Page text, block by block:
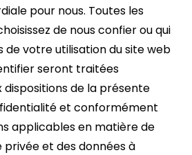
pour nous. Toutes les
de nous confier ou qui
votre utilisation du site web
seront traitées
de la présente
et conformément
applicables en matière de
et des données à